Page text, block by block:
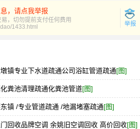
，请点我举报
，切勿提前支付任何费用
举报
1433.html
镇专业下水道疏通公司浴缸管道疏通[图]
粪池清理疏通化粪池管道[图]
镇 /专业管道疏通 /地漏堵塞疏通[图]
回收品牌空调 余姚旧空调回收 高价回收[图]